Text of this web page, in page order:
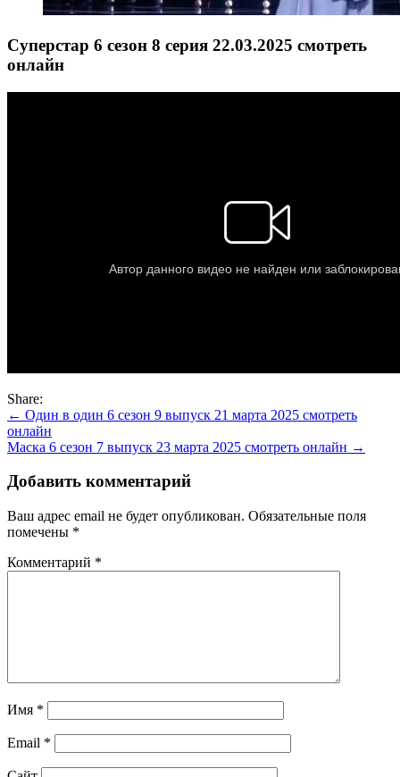
Суперстар 6 сезон 8 серия 22.03.2025 смотреть
онлайн
Share:
Навигация
по
← Один в один 6 сезон 9 выпуск 21 марта 2025 смотреть
онлайн
Маска 6 сезон 7 выпуск 23 марта 2025 смотреть онлайн →
Добавить комментарий
Ваш адрес email не будет опубликован. Обязательные поля
помечены *
Комментарий *
Имя *
Email *